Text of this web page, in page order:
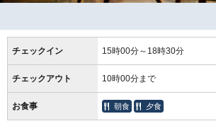
チェックイン 15時00分～18時30分
チェックアウト 10時00分まで
お食事 朝食 夕食